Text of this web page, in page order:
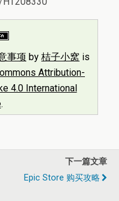
事项 by 桔子小窝 is
Attribution-
4.0 International
.
下一篇文章
Epic Store 购买攻略